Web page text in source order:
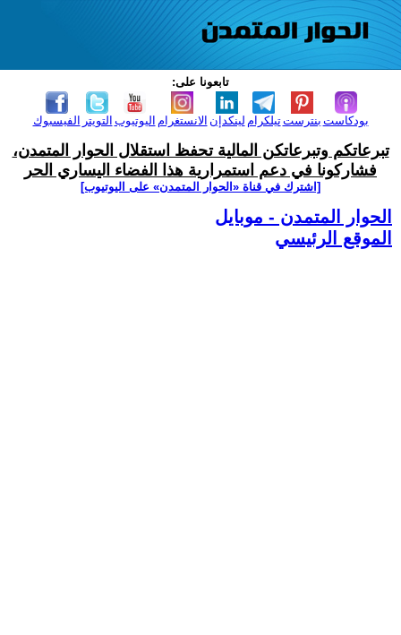
تابعونا على:
الفيسبوك التويتر اليوتيوب الانستغرام لينكدإن تيلكرامبنترست بودكاست
تبرعاتكم وتبرعاتكن المالية تحفظ استقلال الحوار المتمدن،
فشاركونا في دعم استمرارية هذا الفضاء اليساري الحر
[اشترك في قناة ‫«الحوار المتمدن» على اليوتيوب]
الحوار المتمدن - موبايل
الموقع الرئيسي